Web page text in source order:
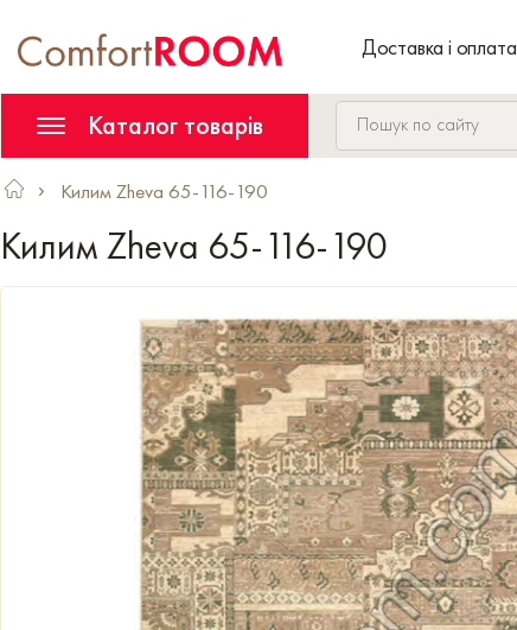
Доставка і оплата
Каталог товарів
Килим Zheva 65-116-190
Килим Zheva 65-116-190